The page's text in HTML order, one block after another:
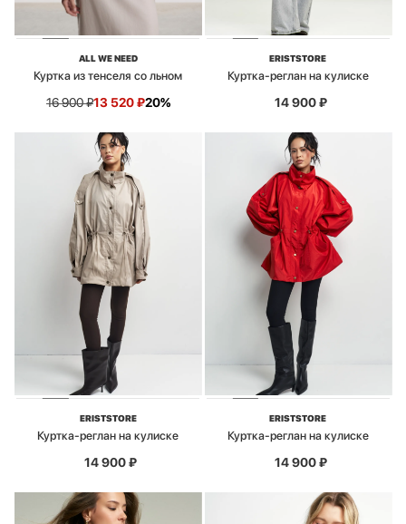
ALL WE NEED
Куртка из тенселя со льном
16 900₽13 520₽20%
ERISTSTORE
Куртка-реглан на кулиске
14 900₽
ERISTSTORE
Куртка-реглан на кулиске
14 900₽
ERISTSTORE
Куртка-реглан на кулиске
14 900₽